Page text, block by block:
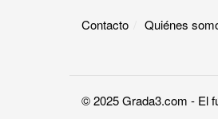
Contacto Quiénes
© 2025Grada3.com - El